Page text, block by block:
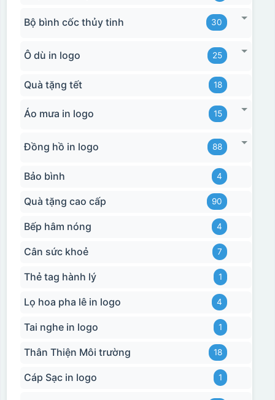
Bộ bình cốc thủy tinh 30
Ô dù in logo 25
Quà tặng tết 18
Áo mưa in logo 15
Đồng hồ in logo 88
Bảo bình 4
Quà tặng cao cấp 90
Bếp hâm nóng 4
Cân sức khoẻ 7
Thẻ tag hành lý 1
Lọ hoa pha lê in logo 4
Tai nghe in logo 1
Thân Thiện Môi trường 18
Cáp Sạc in logo 1